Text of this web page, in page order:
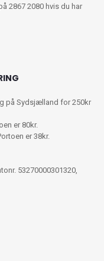
2867 2080 hvis du har
på Sydsjælland for 250kr
er 80kr.
er 38kr.
53270000301320,